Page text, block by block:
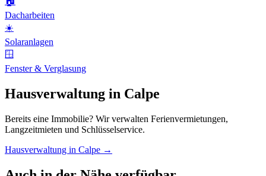
Dacharbeiten
☀️
Solaranlagen
🪟
Fenster & Verglasung
Hausverwaltung in Calpe
Bereits eine Immobilie? Wir verwalten Ferienvermietungen,
Langzeitmieten und Schlüsselservice.
Hausverwaltung in Calpe →